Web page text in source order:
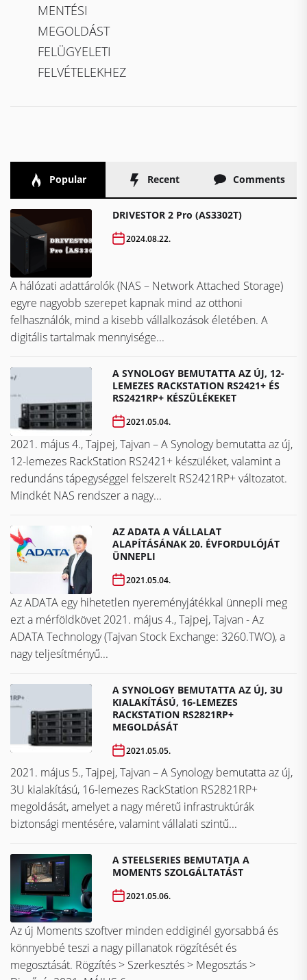
MENTÉSI
MEGOLDÁST
FELÜGYELETI
FELVÉTELEKHEZ
Popular Recent Comments
DRIVESTOR 2 Pro (AS3302T)
2024.08.22.
A hálózati adattárolók (NAS – Network Attached Storage)
egyre nagyobb szerepet kapnak mind az otthoni
felhasználók, mind a kisebb vállalkozások életében. A
digitális tartalmak mennyisége...
A SYNOLOGY BEMUTATTA AZ ÚJ, 12-
LEMEZES RACKSTATION RS2421+ ÉS
RS2421RP+ KÉSZÜLÉKEKET
2021.05.04.
2021. május 4., Tajpej, Tajvan – A Synology bemutatta az új,
12-lemezes RackStation RS2421+ készüléket, valamint a
redundáns tápegységgel felszerelt RS2421RP+ változatot.
Mindkét NAS rendszer a nagy...
AZ ADATA A VÁLLALAT
ALAPÍTÁSÁNAK 20. ÉVFORDULÓJÁT
ÜNNEPLI
2021.05.04.
Az ADATA egy hihetetlen nyereményjátékkal ünnepli meg
ezt a mérföldkövet ​​​​​​​2021. május 4., Tajpej, Tajvan - Az
ADATA Technology (Tajvan Stock Exchange: 3260.TWO), a
nagy teljesítményű...
A SYNOLOGY BEMUTATTA AZ ÚJ, 3U
KIALAKÍTÁSÚ, 16-LEMEZES
RACKSTATION RS2821RP+
MEGOLDÁSÁT
2021.05.05.
2021. május 5., Tajpej, Tajvan – A Synology bemutatta az új,
3U kialakítású, 16-lemezes RackStation RS2821RP+
megoldását, amelyet a nagy méretű infrastruktúrák
biztonsági mentésére, valamint vállalati szintű...
A STEELSERIES BEMUTATJA A
MOMENTS SZOLGÁLTATÁST
2021.05.06.
Az új Moments szoftver minden eddiginél gyorsabbá és
könnyebbé teszi a nagy pillanatok rögzítését és
megosztását. Rögzítés > Szerkesztés > Megosztás >